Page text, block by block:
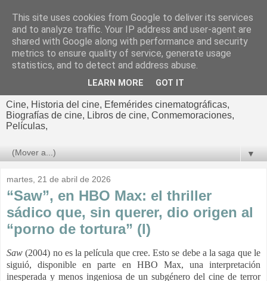
El cultural
cinematográfico de Jorge
Cine, Historia del cine, Efemérides cinematográficas,
Biografías de cine, Libros de cine, Conmemoraciones,
Películas,
▼
martes, 21 de abril de 2026
“Saw”, en HBO Max: el thriller
sádico que, sin querer, dio origen al
“porno de tortura” (I)
Saw (2004) no es la película que cree. Esto se debe a la saga que le
siguió, disponible en parte en HBO Max, una interpretación
inesperada y menos ingeniosa de un subgénero del cine de terror
This site uses cookies from Google to deliver its services
and to analyze traffic. Your IP address and user-agent are
shared with Google along with performance and security
metrics to ensure quality of service, generate usage
statistics, and to detect and address abuse.
LEARN MORE GOT IT